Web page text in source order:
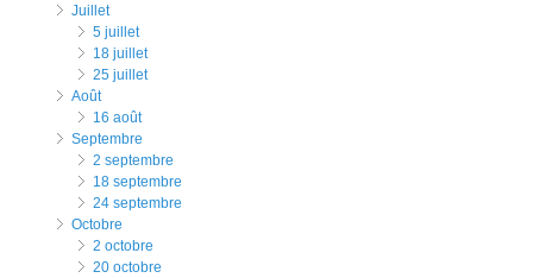
juillet
5 juillet
18 juillet
25 juillet
août
16 août
septembre
2 septembre
18 septembre
24 septembre
octobre
2 octobre
20 octobre